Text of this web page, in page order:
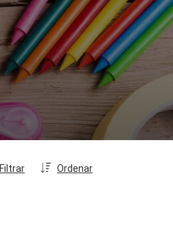
Ordenar
Filtrar